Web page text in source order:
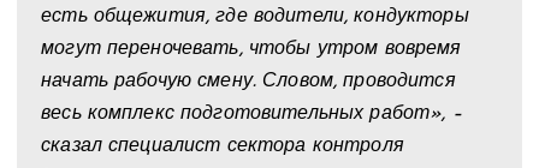
есть общежития, где водители, кондукторы
могут переночевать, чтобы утром вовремя
начать рабочую смену. Словом, проводится
весь комплекс подготовительных работ», –
сказал специалист сектора контроля